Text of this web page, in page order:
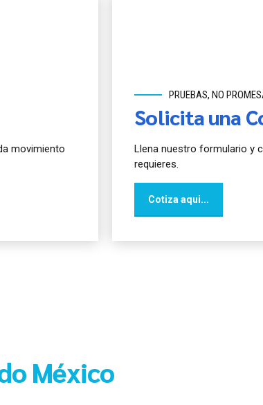
movimiento
PRUEBAS, NO
Solicita una
Llena nuestro formulario y
requieres.
Cotiza aqui...
México